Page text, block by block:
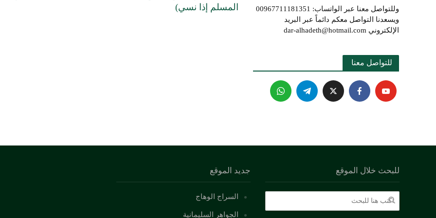
المسلم إذا نسي)
وللتواصل معنا عبر الواتساب: 00967711181351
ويسعدنا التواصل معكم دائماً عبر البريد
الإلكتروني dar-alhadeth@hotmail.com
للتواصل معنا
جديد الموقع
السراج الوهاج
الجواهر السليمانية
للبحث خلال الموقع